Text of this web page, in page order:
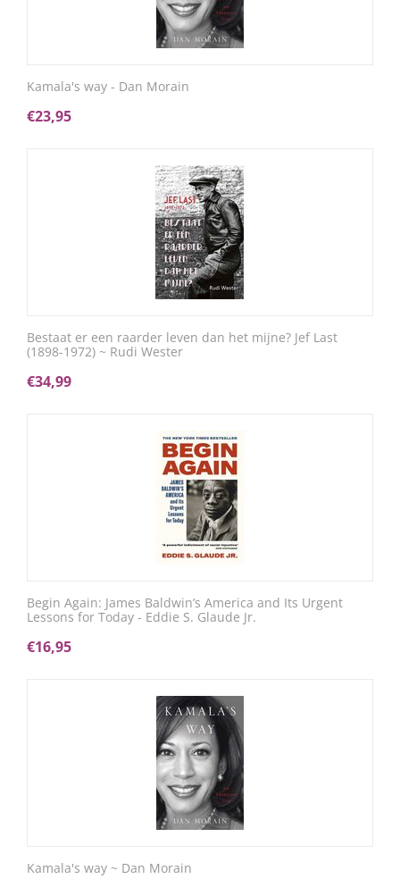
Kamala's way - Dan Morain
€23,95
Bestaat er een raarder leven dan het mijne? Jef Last
(1898-1972) ~ Rudi Wester
€34,99
Begin Again: James Baldwin’s America and Its Urgent
Lessons for Today - Eddie S. Glaude Jr.
€16,95
Kamala's way ~ Dan Morain